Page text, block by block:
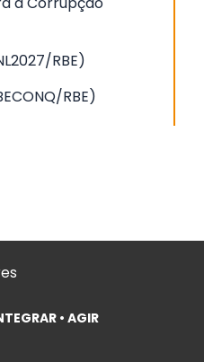
RBE)
RBE)
• AGIR